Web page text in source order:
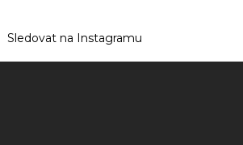
Sledovat na Instagramu